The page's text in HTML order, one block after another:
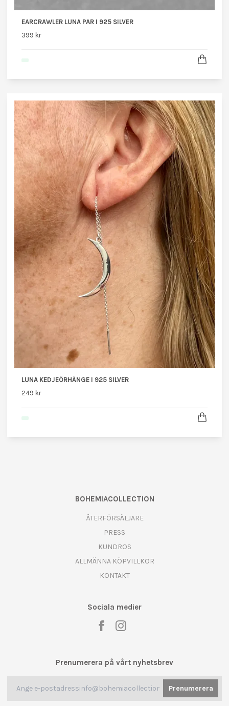
EARCRAWLER LUNA PAR I 925 SILVER
399 kr
LUNA KEDJEÖRHÄNGE I 925 SILVER
249 kr
BOHEMIACOLLECTION
ÅTERFÖRSÄLJARE
PRESS
KUNDROS
ALLMÄNNA KÖPVILLKOR
KONTAKT
Sociala medier
Prenumerera på vårt nyhetsbrev
Prenumerera